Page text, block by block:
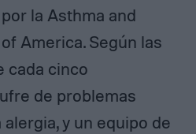
la Asthma and
America. Según las
cada cinco
de problemas
y un equipo de